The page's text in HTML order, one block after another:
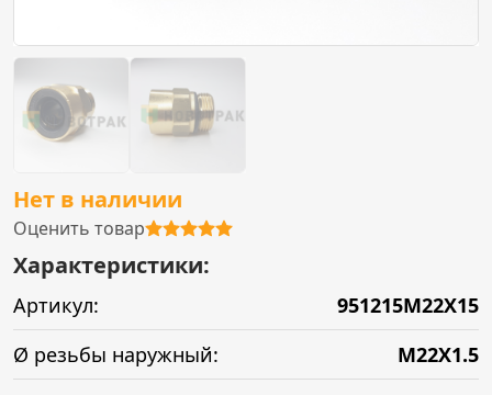
Нет в наличии
Оценить товар
Характеристики:
Артикул:
951215M22X15
Ø резьбы наружный:
M22X1.5